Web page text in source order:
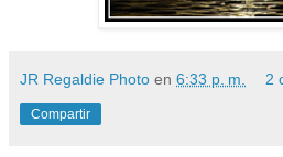
JR Regaldie Photo en 6:33 p. m. 2
Compartir